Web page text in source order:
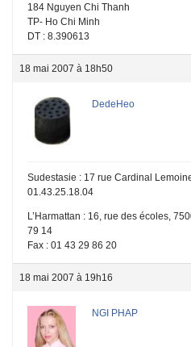
184 Nguyen Chi Thanh
TP- Ho Chi Minh
DT : 8.390613
18 mai 2007 à 18h50
DedeHeo
Sudestasie : 17 rue Cardinal
01.43.25.18.04
L’Harmattan : 16, rue des écoles,
79 14
Fax : 01 43 29 86 20
18 mai 2007 à 19h16
NGI PHAP